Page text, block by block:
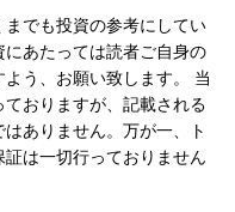
でも投資の参考にしてい
あたっては読者ご自身の
う、お願い致します。 当
おりますが、記載される
ありません。万が一、ト
は一切行っておりません